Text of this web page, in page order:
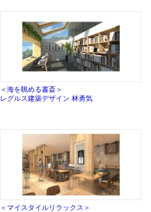
＜海を眺める書斎＞
レグルス建築デザイン 林勇気
＜マイスタイルリラックス＞